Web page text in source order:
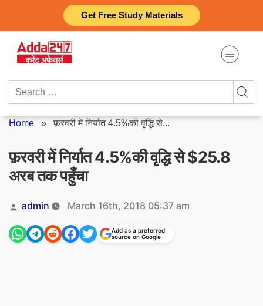
Get Free Study Materials
content
Search
Home »फ़रवरी में निर्यात 4.5%की वृद्धि से...
फ़रवरी में निर्यात 4.5%की वृद्धि से $25.8
अरब तक पहुँचा
Posted
by
admin March 16th, 2018 05:37 am
Add as a preferred
source on Google